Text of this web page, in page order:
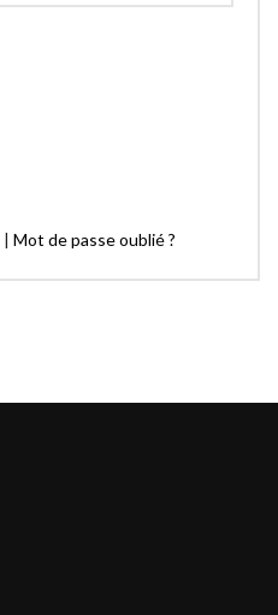
| Mot de passe oublié ?